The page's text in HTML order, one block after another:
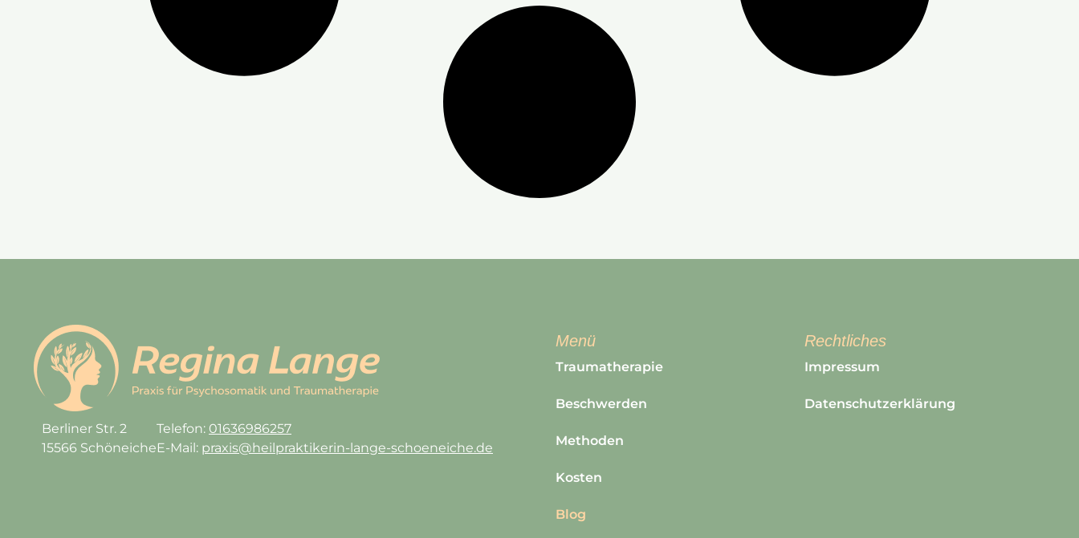
Berliner Str. 2
15566 Schöneiche
Telefon: 01636986257
E-Mail: praxis@heilpraktikerin-lange-schoeneiche.de
Menü
Traumatherapie
Beschwerden
Methoden
Kosten
Blog
Rechtliches
Impressum
Datenschutzerklärung